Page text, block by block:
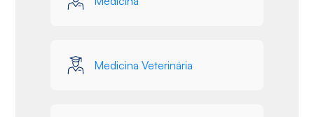
Medicina Veterinária